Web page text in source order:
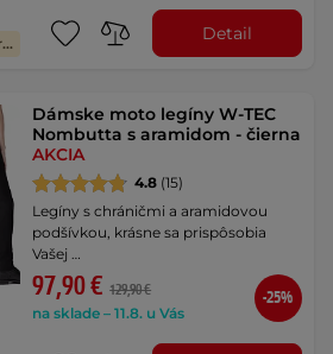
Výmena veľkosti zadarmo
Detail
Dámske moto legíny W-TEC
Nombutta s aramidom - čierna
AKCIA
4.8 (15)
Legíny s chráničmi a aramidovou
podšívkou, krásne sa prispôsobia
Vašej …
97,90 € 129,90 €
na sklade – 11.8. u Vás
-25%